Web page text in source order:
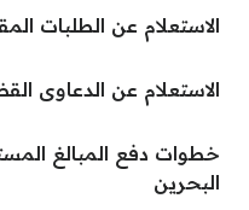
الاستعلام عن الطلبات
الاستعلام عن الدعاوى
خطوات دفع المبالغ
البحرين